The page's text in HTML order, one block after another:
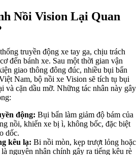
Nồi Vision Lại Quan
truyền động xe tay ga, chịu trách
đến bánh xe. Sau một thời gian vận
giao thông đông đúc, nhiều bụi bẩn
Nam, bộ nồi xe Vision sẽ tích tụ bụi
và cặn dầu mỡ. Những tác nhân này gây
động: Bụi bẩn làm giảm độ bám của
nồi, khiến xe bị ì, không bốc, đặc biệt
dốc.
kêu lạ: Bi nồi mòn, kẹp trượt lỏng hoặc
nguyên nhân chính gây ra tiếng kêu rè